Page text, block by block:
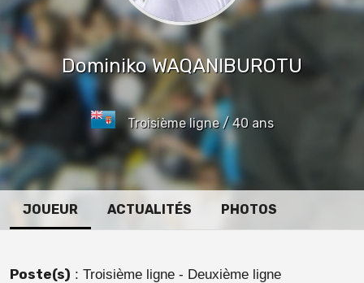
DominikoWAQANIBUROTU
Troisième ligne / 40 ans
JOUEUR ACTUALITÉS PHOTOS
Poste(s) : Troisième ligne - Deuxième ligne